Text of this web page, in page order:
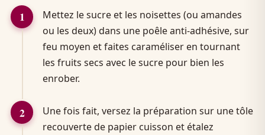
Mettez le sucre et les noisettes (ou amandes
ou les deux) dans une poêle anti-adhésive, sur
feu moyen et faites caraméliser en tournant
les fruits secs avec le sucre pour bien les
enrober.
Une fois fait, versez la préparation sur une tôle
recouverte de papier cuisson et étalez